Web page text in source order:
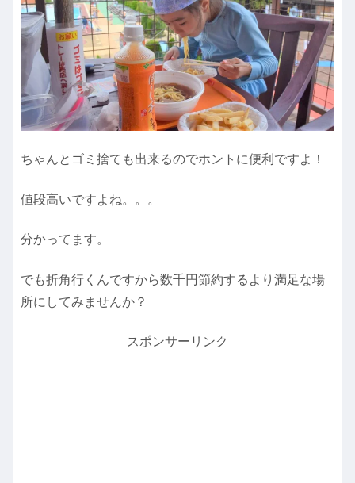
ちゃんとゴミ捨ても出来るのでホントに便利ですよ！
値段高いですよね。。。
分かってます。
でも折角行くんですから数千円節約するより満足な場
所にしてみませんか？
スポンサーリンク